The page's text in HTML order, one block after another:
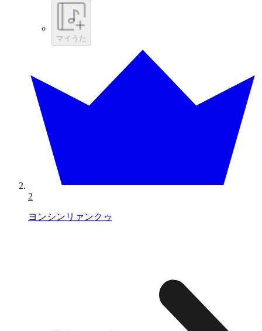
マイうた
2
ヨンシンリァンクゥ